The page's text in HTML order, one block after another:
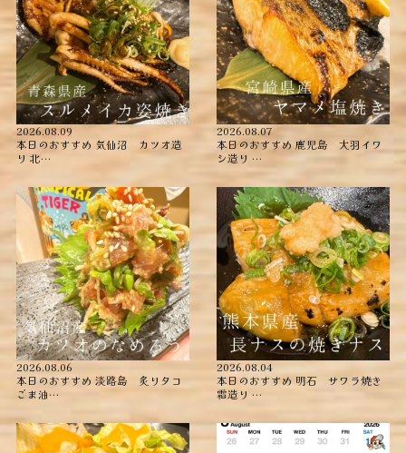
2026.08.09
本日のおすすめ ︎気仙沼 カツオ造
り ︎北…
2026.08.07
本日のおすすめ ︎鹿児島 大羽イワ
シ造り …
2026.08.06
本日のおすすめ ︎淡路島 炙りタコ
ごま油…
2026.08.04
本日のおすすめ ︎明石 サワラ焼き
霜造り …